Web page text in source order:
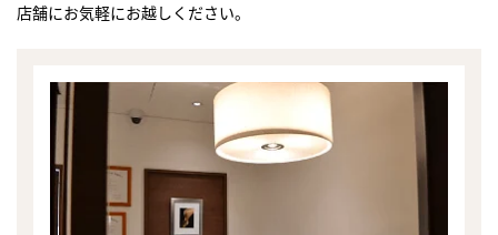
店舗にお気軽にお越しください。